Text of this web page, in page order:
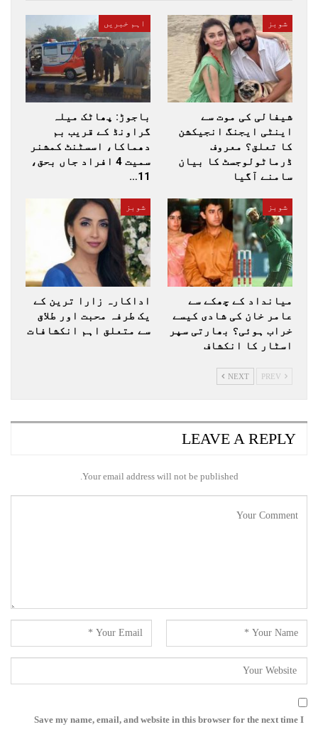
شوبز
شیفالی کی موت سے
اینٹی ایجنگ انجیکشن
کا تعلق؟ معروف
ڈرماٹولوجسٹ کا بیان
سامنے آگیا
اہم خبریں
باجوڑ: پھاٹک میلہ
گراونڈ کے قریب بم
دھماکا، اسسٹنٹ کمشنر
سمیت 4 افراد جاں بحق،
11…
شوبز
میانداد کے چھکے سے
عامر خان کی شادی کیسے
خراب ہوئی؟ بھارتی سپر
اسٹار کا انکشاف
شوبز
اداکارہ زارا ترین کے
یک طرفہ محبت اور طلاق
سے متعلق اہم انکشافات
NEXT
LEAVE A REPLY
Your email address will not be published.
Save my name, email, and website in this browser for the next time I